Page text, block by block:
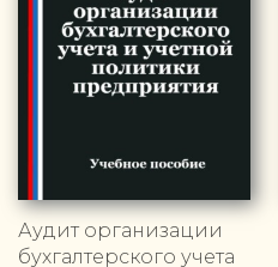
Аудит организации
бухгалтерского учета